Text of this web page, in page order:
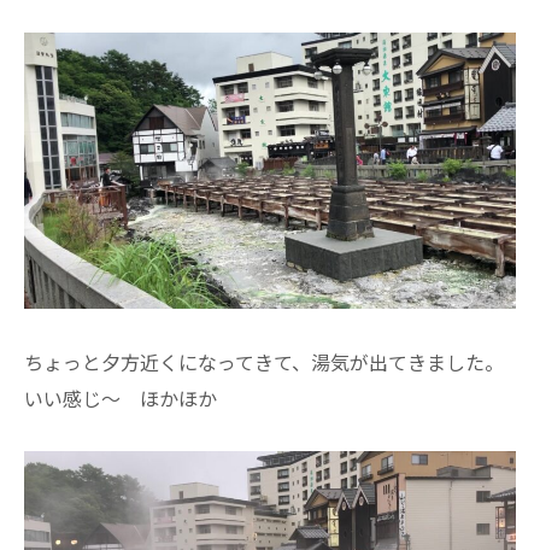
ちょっと夕方近くになってきて、湯気が出てきました。
いい感じ～ ほかほか